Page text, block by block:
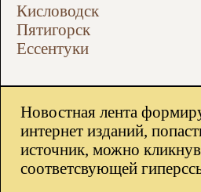
Кисловодск
Пятигорск
Ессентуки
Новостная лента
интернет изданий,
источник, можно
соответсвующей